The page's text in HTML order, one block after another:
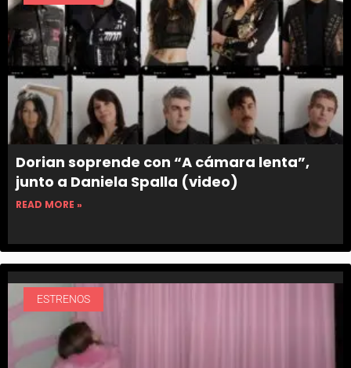
Dorian soprende con “A cámara lenta”,
junto a Daniela Spalla (video)
READ MORE »
ESTRENOS